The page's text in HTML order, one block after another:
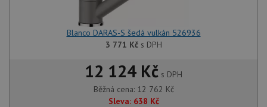
Blanco DARAS-S šedá vulkán 526936
3 771 Kčs DPH
12 124 Kč s DPH
Běžná cena: 12 762 Kč
Sleva: 638 Kč